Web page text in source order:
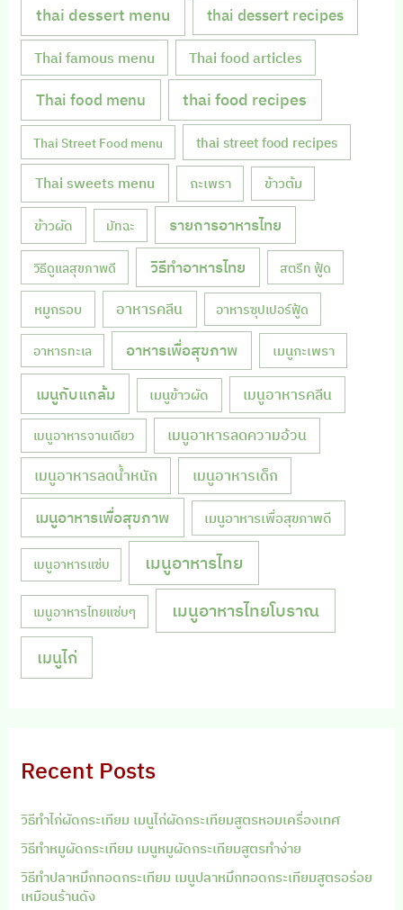
thai dessert menu thai dessert recipes
Thai famous menu Thai food articles
Thai food menu thai food recipes
Thai Street Food menu thai street food recipes
Thai sweets menu กะเพรา ข้าวต้ม
ข้าวผัด มัทฉะ รายการอาหารไทย
วิธีดูแลสุขภาพดี วิธีทำอาหารไทย สตรีท ฟู้ด
หมูกรอบ อาหารคลีน อาหารซุปเปอร์ฟู้ด
อาหารทะเล อาหารเพื่อสุขภาพ เมนูกะเพรา
เมนูกับแกล้ม เมนูข้าวผัด เมนูอาหารคลีน
เมนูอาหารจานเดียว เมนูอาหารลดความอ้วน
เมนูอาหารลดน้ำหนัก เมนูอาหารเด็ก
เมนูอาหารเพื่อสุขภาพ เมนูอาหารเพื่อสุขภาพดี
เมนูอาหารแซ่บ เมนูอาหารไทย
เมนูอาหารไทยแซ่บๆ เมนูอาหารไทยโบราณ
เมนูไก่
Recent Posts
วิธีทำไก่ผัดกระเทียม เมนูไก่ผัดกระเทียมสูตรหอมเครื่องเทศ
วิธีทำหมูผัดกระเทียม เมนูหมูผัดกระเทียมสูตรทำง่าย
วิธีทำปลาหมึกทอดกระเทียม เมนูปลาหมึกทอดกระเทียมสูตรอร่อย
เหมือนร้านดัง